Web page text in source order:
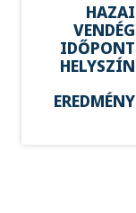
HAZAI
VENDÉG
IDŐPONT
HELYSZÍN
EREDMÉNY